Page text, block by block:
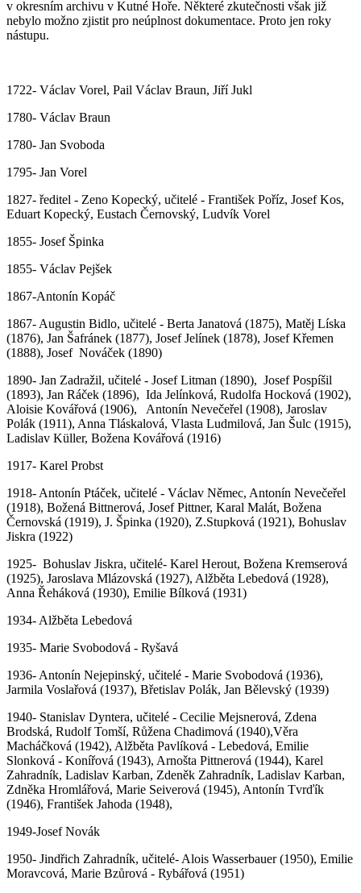
v okresním archivu v Kutné Hoře. Některé zkutečnosti však již
nebylo možno zjistit pro neúplnost dokumentace. Proto jen roky
nástupu.
1722- Václav Vorel, Pail Václav Braun, Jiří Jukl
1780- Václav Braun
1780- Jan Svoboda
1795- Jan Vorel
1827- ředitel - Zeno Kopecký, učitelé - František Poříz, Josef Kos,
Eduart Kopecký, Eustach Černovský, Ludvík Vorel
1855- Josef Špinka
1855- Václav Pejšek
1867-Antonín Kopáč
1867- Augustin Bidlo, učitelé - Berta Janatová (1875), Matěj Líska
(1876), Jan Šafránek (1877), Josef Jelínek (1878), Josef Křemen
(1888), Josef Nováček (1890)
1890- Jan Zadražil, učitelé - Josef Litman (1890), Josef Pospíšil
(1893), Jan Ráček (1896), Ida Jelínková, Rudolfa Hocková (1902),
Aloisie Kovářová (1906), Antonín Nevečeřel (1908), Jaroslav
Polák (1911), Anna Tláskalová, Vlasta Ludmilová, Jan Šulc (1915),
Ladislav Küller, Božena Kovářová (1916)
1917- Karel Probst
1918- Antonín Ptáček, učitelé - Václav Němec, Antonín Nevečeřel
(1918), Božená Bittnerová, Josef Pittner, Karal Malát, Božena
Černovská (1919), J. Špinka (1920), Z.Stupková (1921), Bohuslav
Jiskra (1922)
1925- Bohuslav Jiskra, učitelé- Karel Herout, Božena Kremserová
(1925), Jaroslava Mlázovská (1927), Alžběta Lebedová (1928),
Anna Řeháková (1930), Emilie Bílková (1931)
1934- Alžběta Lebedová
1935- Marie Svobodová - Ryšavá
1936- Antonín Nejepinský, učitelé - Marie Svobodová (1936),
Jarmila Voslařová (1937), Břetislav Polák, Jan Bělevský (1939)
1940- Stanislav Dyntera, učitelé - Cecilie Mejsnerová, Zdena
Brodská, Rudolf Tomší, Růžena Chadimová (1940),Věra
Macháčková (1942), Alžběta Pavlíková - Lebedová, Emilie
Slonková - Konířová (1943), Arnošta Pittnerová (1944), Karel
Zahradník, Ladislav Karban, Zdeněk Zahradník, Ladislav Karban,
Zdněka Hromlářová, Marie Seiverová (1945), Antonín Tvrďík
(1946), František Jahoda (1948),
1949-Josef Novák
1950- Jindřich Zahradník, učitelé- Alois Wasserbauer (1950), Emilie
Moravcová, Marie Bzůrová - Rybářová (1951)